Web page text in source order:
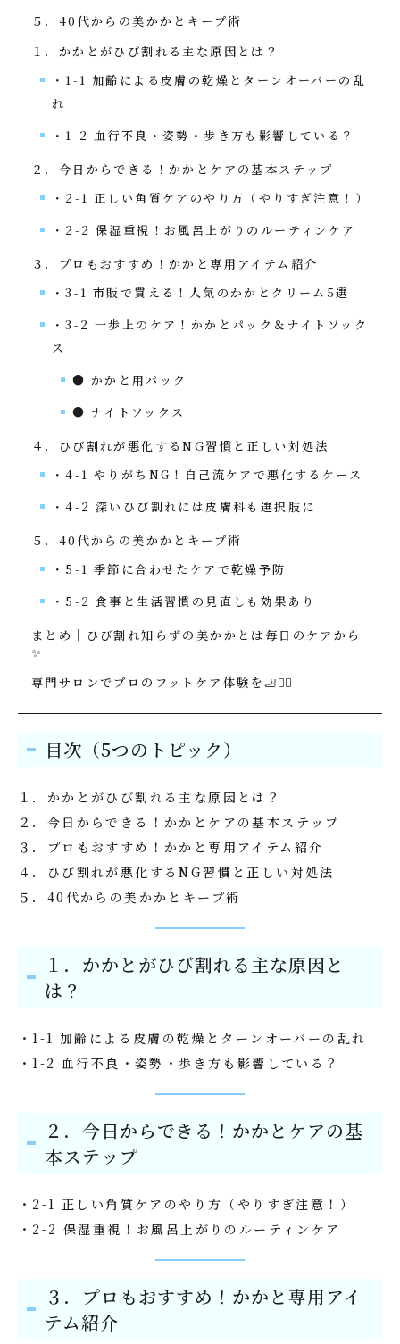
５．40代からの美かかとキープ術
１．かかとがひび割れる主な原因とは？
・1-1 加齢による皮膚の乾燥とターンオーバーの乱
れ
・1-2 血行不良・姿勢・歩き方も影響している？
２．今日からできる！かかとケアの基本ステップ
・2-1 正しい角質ケアのやり方（やりすぎ注意！）
・2-2 保湿重視！お風呂上がりのルーティンケア
３．プロもおすすめ！かかと専用アイテム紹介
・3-1 市販で買える！人気のかかとクリーム5選
・3-2 一歩上のケア！かかとパック＆ナイトソック
ス
● かかと用パック
● ナイトソックス
４．ひび割れが悪化するNG習慣と正しい対処法
・4-1 やりがちNG！自己流ケアで悪化するケース
・4-2 深いひび割れには皮膚科も選択肢に
５．40代からの美かかとキープ術
・5-1 季節に合わせたケアで乾燥予防
・5-2 食事と生活習慣の見直しも効果あり
まとめ｜ひび割れ知らずの美かかとは毎日のケアから
✨
専門サロンでプロのフットケア体験を🦶💆‍♀️
目次（5つのトピック）
１．かかとがひび割れる主な原因とは？
２．今日からできる！かかとケアの基本ステップ
３．プロもおすすめ！かかと専用アイテム紹介
４．ひび割れが悪化するNG習慣と正しい対処法
５．40代からの美かかとキープ術
１．かかとがひび割れる主な原因と
は？
・1-1 加齢による皮膚の乾燥とターンオーバーの乱れ
・1-2 血行不良・姿勢・歩き方も影響している？
２．今日からできる！かかとケアの基
本ステップ
・2-1 正しい角質ケアのやり方（やりすぎ注意！）
・2-2 保湿重視！お風呂上がりのルーティンケア
３．プロもおすすめ！かかと専用アイ
テム紹介